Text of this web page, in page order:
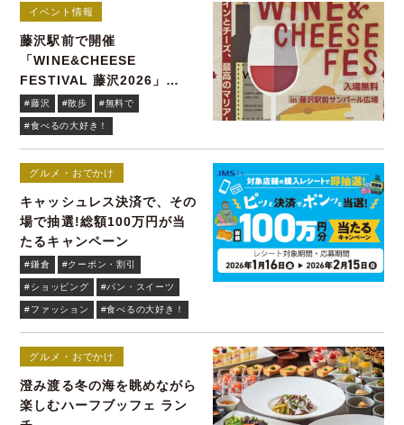
イベント情報
藤沢駅前で開催
「WINE&CHEESE
FESTIVAL 藤沢2026」
4/10(金)～12(日)
#藤沢 #散歩 #無料で
#食べるの大好き！
グルメ・おでかけ
キャッシュレス決済で、その
場で抽選!総額100万円が当
たるキャンペーン
#鎌倉 #クーポン・割引
#ショッピング #パン・スイーツ
#ファッション #食べるの大好き！
グルメ・おでかけ
澄み渡る冬の海を眺めながら
楽しむハーフブッフェ ラン